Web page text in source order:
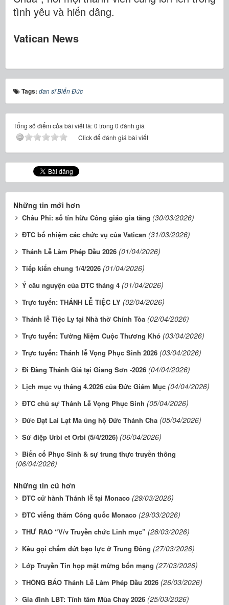
tình yêu và hiến dâng.
Vatican News
Tags: đan sĩ Biển Đức
Tổng số điểm của bài viết là: 0 trong 0 đánh giá
Click để đánh giá bài viết
Những tin mới hơn
Châu Phi: số tín hữu Công giáo gia tăng (30/03/2026)
ĐTC bổ nhiệm các chức vụ của Vatican (31/03/2026)
Thánh Lễ Làm Phép Dầu 2026 (01/04/2026)
Tiếp kiến chung 1/4/2026 (01/04/2026)
Ý cầu nguyện của ĐTC tháng 4 (01/04/2026)
Trực tuyến: THÁNH LỄ TIỆC LY (02/04/2026)
Thánh lễ Tiệc Ly tại Nhà thờ Chính Tòa (02/04/2026)
Trực tuyến: Tưởng Niệm Cuộc Thương Khó (03/04/2026)
Trực tuyến: Thánh lễ Vọng Phục Sinh 2026 (03/04/2026)
Đi Đàng Thánh Giá tại Giang Sơn -2026 (04/04/2026)
Lịch mục vụ tháng 4.2026 của Đức Giám Mục (04/04/2026)
ĐTC chủ sự Thánh Lễ Vọng Phục Sinh (05/04/2026)
Đức Đạt Lai Lạt Ma ủng hộ Đức Thánh Cha (05/04/2026)
Sứ điệp Urbi et Orbi (5/4/2026) (06/04/2026)
Biến cố Phục Sinh & sự trung thực truyền thông
(06/04/2026)
Những tin cũ hơn
ĐTC cử hành Thánh lễ tại Monaco (29/03/2026)
ĐTC viếng thăm Công quốc Monaco (29/03/2026)
THƯ RAO “V/v Truyền chức Linh mục” (28/03/2026)
Kêu gọi chấm dứt bạo lực ở Trung Đông (27/03/2026)
Lớp Truyền Tin họp mặt mừng bổn mạng (27/03/2026)
THÔNG BÁO Thánh Lễ Làm Phép Dầu 2026 (26/03/2026)
Gia đình LBT: Tĩnh tâm Mùa Chay 2026 (25/03/2026)